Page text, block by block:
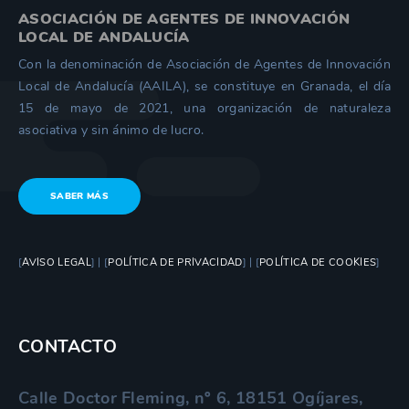
ASOCIACIÓN DE AGENTES DE INNOVACIÓN
LOCAL DE ANDALUCÍA
Con la denominación de Asociación de Agentes de Innovación
Local de Andalucía (AAILA), se constituye en Granada, el día
15 de mayo de 2021, una organización de naturaleza
asociativa y sin ánimo de lucro.
SABER MÁS
[AVISO LEGAL] | [POLÍTICA DE PRIVACIDAD] | [POLÍTICA DE COOKIES]
CONTACTO
Calle Doctor Fleming, nº 6, 18151 Ogíjares,